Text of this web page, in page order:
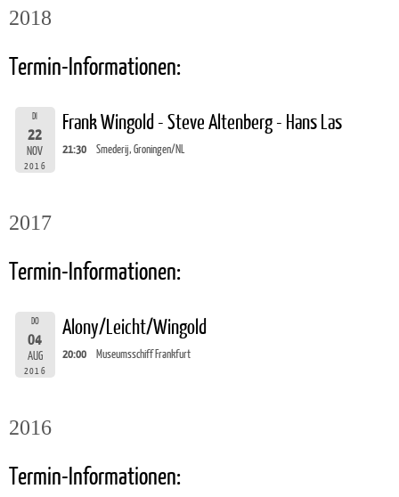
2018
Termin-Informationen:
DI
22
NOV
2016
Frank Wingold - Steve Altenberg - Hans Las
21:30 Smederij, Groningen/NL
2017
Termin-Informationen:
DO
04
AUG
2016
Alony/Leicht/Wingold
20:00 Museumsschiff Frankfurt
2016
Termin-Informationen: